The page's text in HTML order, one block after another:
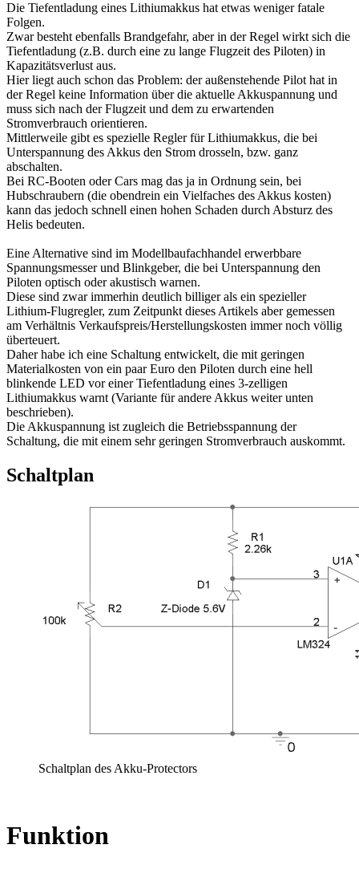
Die Tiefentladung eines Lithiumakkus hat etwas weniger fatale
Folgen.
Zwar besteht ebenfalls Brandgefahr, aber in der Regel wirkt sich die
Tiefentladung (z.B. durch eine zu lange Flugzeit des Piloten) in
Kapazitätsverlust aus.
Hier liegt auch schon das Problem: der außenstehende Pilot hat in
der Regel keine Information über die aktuelle Akkuspannung und
muss sich nach der Flugzeit und dem zu erwartenden
Stromverbrauch orientieren.
Mittlerweile gibt es spezielle Regler für Lithiumakkus, die bei
Unterspannung des Akkus den Strom drosseln, bzw. ganz
abschalten.
Bei RC-Booten oder Cars mag das ja in Ordnung sein, bei
Hubschraubern (die obendrein ein Vielfaches des Akkus kosten)
kann das jedoch schnell einen hohen Schaden durch Absturz des
Helis bedeuten.
Eine Alternative sind im Modellbaufachhandel erwerbbare
Spannungsmesser und Blinkgeber, die bei Unterspannung den
Piloten optisch oder akustisch warnen.
Diese sind zwar immerhin deutlich billiger als ein spezieller
Lithium-Flugregler, zum Zeitpunkt dieses Artikels aber gemessen
am Verhältnis Verkaufspreis/Herstellungskosten immer noch völlig
überteuert.
Daher habe ich eine Schaltung entwickelt, die mit geringen
Materialkosten von ein paar Euro den Piloten durch eine hell
blinkende LED vor einer Tiefentladung eines 3-zelligen
Lithiumakkus warnt (Variante für andere Akkus weiter unten
beschrieben).
Die Akkuspannung ist zugleich die Betriebsspannung der
Schaltung, die mit einem sehr geringen Stromverbrauch auskommt.
Schaltplan
Schaltplan des Akku-Protectors
Funktion